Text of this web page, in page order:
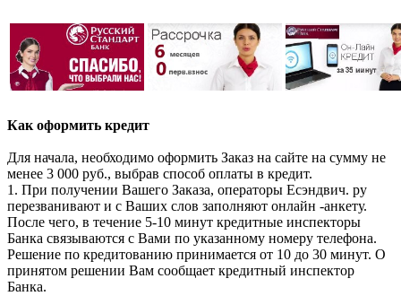
Как оформить кредит
Для начала, необходимо оформить Заказ на сайте на сумму не
менее 3 000 руб., выбрав способ оплаты в кредит.
1. При получении Вашего Заказа, операторы Есэндвич. ру
перезванивают и с Ваших слов заполняют онлайн -анкету.
После чего, в течение 5-10 минут кредитные инспекторы
Банка связываются с Вами по указанному номеру телефона.
Решение по кредитованию принимается от 10 до 30 минут. О
принятом решении Вам сообщает кредитный инспектор
Банка.